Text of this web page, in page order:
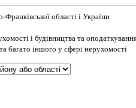
області і України
і будівництва та
багато іншого у сфері нерухомості